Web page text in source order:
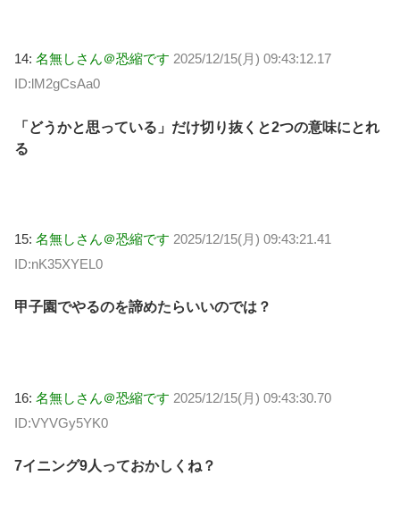
14: 名無しさん＠恐縮です 2025/12/15(月) 09:43:12.17
ID:lM2gCsAa0
「どうかと思っている」だけ切り抜くと2つの意味にとれ
る
15: 名無しさん＠恐縮です 2025/12/15(月) 09:43:21.41
ID:nK35XYEL0
甲子園でやるのを諦めたらいいのでは？
16: 名無しさん＠恐縮です 2025/12/15(月) 09:43:30.70
ID:VYVGy5YK0
7イニング9人っておかしくね？